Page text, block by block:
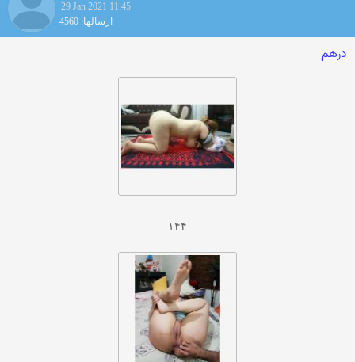
29 Jan 2021 11:45
ارسالها: 4560
درهم
۱۴۴